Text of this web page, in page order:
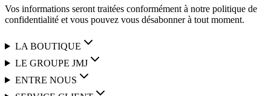
Vos informations seront traitées conformément à notre politique de
confidentialité et vous pouvez vous désabonner à tout moment.
LA BOUTIQUE
LE GROUPE JMJ
ENTRE NOUS